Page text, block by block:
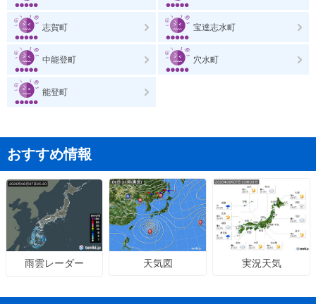
志賀町 宝達志水町
中能登町 穴水町
能登町
おすすめ情報
雨雲レーダー 天気図 実況天気